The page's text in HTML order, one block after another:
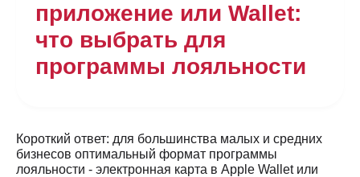
приложение или Wallet:
что выбрать для
программы лояльности
Короткий ответ: для большинства малых и средних
бизнесов оптимальный формат программы
лояльности - электронная карта в Apple Wallet или